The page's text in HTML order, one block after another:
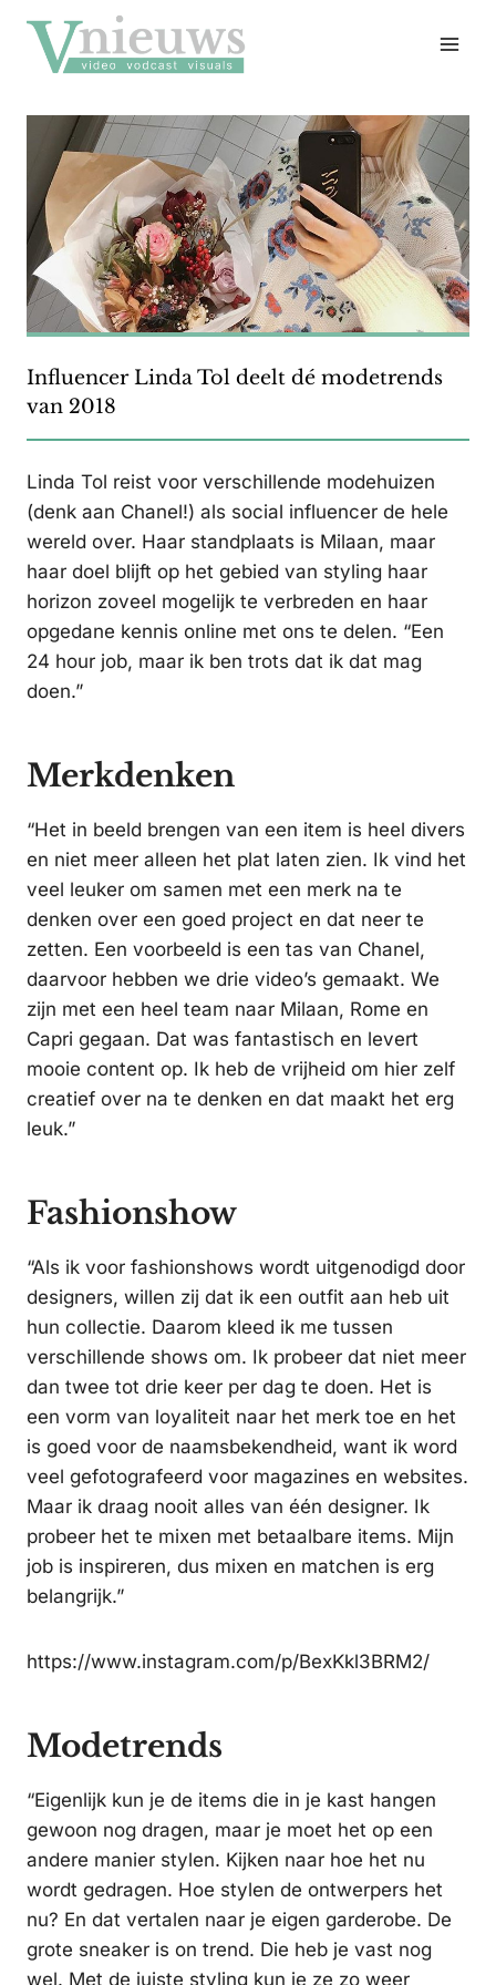
naar
inhoud
Influencer Linda Tol deelt dé modetrends
van 2018
Linda Tol reist voor verschillende modehuizen
(denk aan Chanel!) als social influencer de hele
wereld over. Haar standplaats is Milaan, maar
haar doel blijft op het gebied van styling haar
horizon zoveel mogelijk te verbreden en haar
opgedane kennis online met ons te delen. “Een
24 hour job, maar ik ben trots dat ik dat mag
doen.”
Merkdenken
“Het in beeld brengen van een item is heel divers
en niet meer alleen het plat laten zien. Ik vind het
veel leuker om samen met een merk na te
denken over een goed project en dat neer te
zetten. Een voorbeeld is een tas van Chanel,
daarvoor hebben we drie video’s gemaakt. We
zijn met een heel team naar Milaan, Rome en
Capri gegaan. Dat was fantastisch en levert
mooie content op. Ik heb de vrijheid om hier zelf
creatief over na te denken en dat maakt het erg
leuk.”
Fashionshow
“Als ik voor fashionshows wordt uitgenodigd door
designers, willen zij dat ik een outfit aan heb uit
hun collectie. Daarom kleed ik me tussen
verschillende shows om. Ik probeer dat niet meer
dan twee tot drie keer per dag te doen. Het is
een vorm van loyaliteit naar het merk toe en het
is goed voor de naamsbekendheid, want ik word
veel gefotografeerd voor magazines en websites.
Maar ik draag nooit alles van één designer. Ik
probeer het te mixen met betaalbare items. Mijn
job is inspireren, dus mixen en matchen is erg
belangrijk.”
https://www.instagram.com/p/BexKkl3BRM2/
Modetrends
“Eigenlijk kun je de items die in je kast hangen
gewoon nog dragen, maar je moet het op een
andere manier stylen. Kijken naar hoe het nu
wordt gedragen. Hoe stylen de ontwerpers het
nu? En dat vertalen naar je eigen garderobe. De
grote sneaker is on trend. Die heb je vast nog
wel. Met de juiste styling kun je ze zo weer